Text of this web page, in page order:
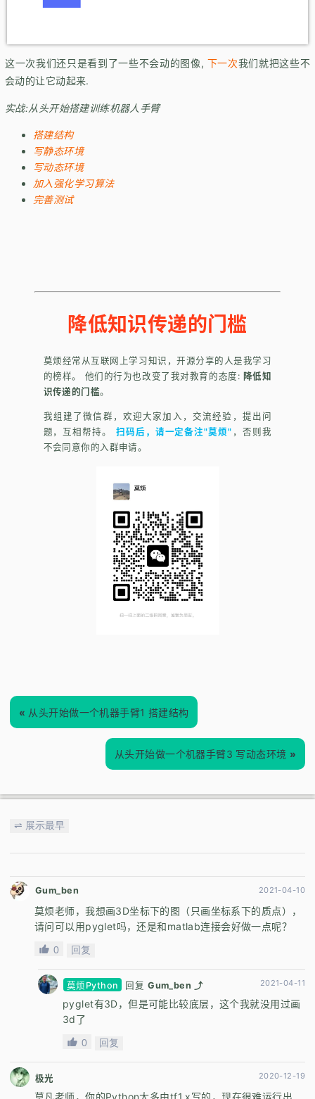
这一次我们还只是看到了一些不会动的图像, 下一次我们就把这些不
会动的让它动起来.
实战:从头开始搭建训练机器人手臂
搭建结构
写静态环境
写动态环境
加入强化学习算法
完善测试
降低知识传递的门槛
莫烦经常从互联网上学习知识，开源分享的人是我学习
的榜样。 他们的行为也改变了我对教育的态度: 降低知
识传递的门槛。
我组建了微信群，欢迎大家加入，交流经验，提出问
题，互相帮持。
扫码后，请一定备注"莫烦" ，否则我
不会同意你的入群申请。
« 从头开始做一个机器手臂1 搭建结构
从头开始做一个机器手臂3 写动态环境 »
⇌ 展示最早
Gum_ben 2021-04-10
莫烦老师，我想画3D坐标下的图（只画坐标系下的质点），
请问可以用pyglet吗，还是和matlab连接会好做一点呢？
0 回复
莫烦Python 回复 Gum_ben ⤴ 2021-04-11
pyglet有3D，但是可能比较底层，这个我就没用过画
3d了
0 回复
极光 2020-12-19
莫凡老师，你的Python大多由tf1.x写的，现在很难运行出